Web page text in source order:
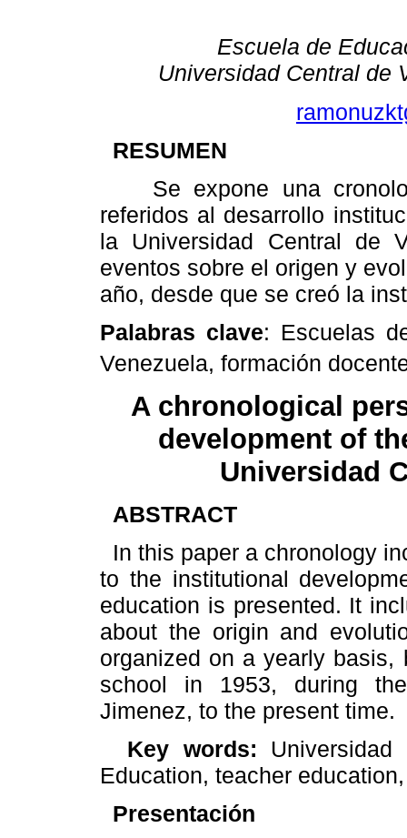
Escuela de
Universidad Central de
RESUMEN
Se expone una
referidos al desarrollo
la Universidad Central de
eventos sobre el origen y
año, desde que se creó la
Palabras clave: Escuelas
Venezuela, formación
A chronological
development of
Universidad
ABSTRACT
In this paper a chronology
to the institutional
education is presented. It
about the origin and
organized on a yearly
school in 1953, during
Jimenez, to the present time.
Key words:
Education, teacher
Presentación